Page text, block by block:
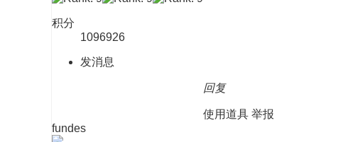
积分
1096926
发消息
回复
使用道具 举报
fundes